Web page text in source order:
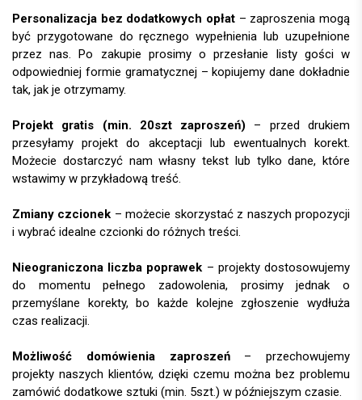
Personalizacja bez dodatkowych opłat – zaproszenia mogą
być przygotowane do ręcznego wypełnienia lub uzupełnione
przez nas. Po zakupie prosimy o przesłanie listy gości w
odpowiedniej formie gramatycznej – kopiujemy dane dokładnie
tak, jak je otrzymamy.
Projekt gratis (min. 20szt zaproszeń) – przed drukiem
przesyłamy projekt do akceptacji lub ewentualnych korekt.
Możecie dostarczyć nam własny tekst lub tylko dane, które
wstawimy w przykładową treść.
Zmiany czcionek – możecie skorzystać z naszych propozycji
i wybrać idealne czcionki do różnych treści.
Nieograniczona liczba poprawek – projekty dostosowujemy
do momentu pełnego zadowolenia, prosimy jednak o
przemyślane korekty, bo każde kolejne zgłoszenie wydłuża
czas realizacji.
Możliwość domówienia zaproszeń– przechowujemy
projekty naszych klientów, dzięki czemu można bez problemu
zamówić dodatkowe sztuki (min. 5szt.) w późniejszym czasie.